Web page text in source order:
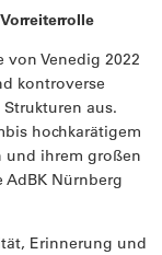
von Venedig 2022
kontroverse
aus.
hochkarätigem
und ihrem großen
Nürnberg
Erinnerung und